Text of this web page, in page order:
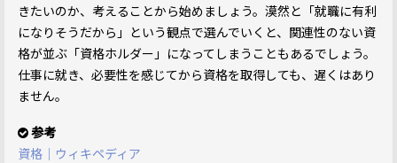
きたいのか、考えることから始めましょう。漠然と「就職に有利
になりそうだから」という観点で選んでいくと、関連性のない資
格が並ぶ「資格ホルダー」になってしまうこともあるでしょう。
仕事に就き、必要性を感じてから資格を取得しても、遅くはあり
ません。
参考
資格｜ウィキペディア